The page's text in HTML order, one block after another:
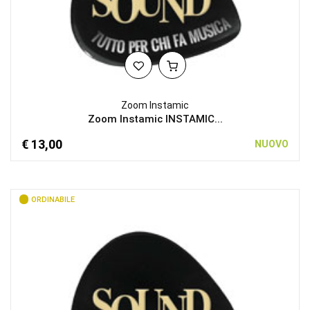
Zoom Instamic
Zoom Instamic INSTAMIC...
€ 13,00 NUOVO
ORDINABILE